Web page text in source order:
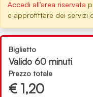
Accedi all'area riservata
e approfittare dei servizi
Biglietto
Valido 60 minuti
Prezzo totale
€ 1,20